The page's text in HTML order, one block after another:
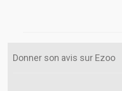
Donner son avis sur Ezoo